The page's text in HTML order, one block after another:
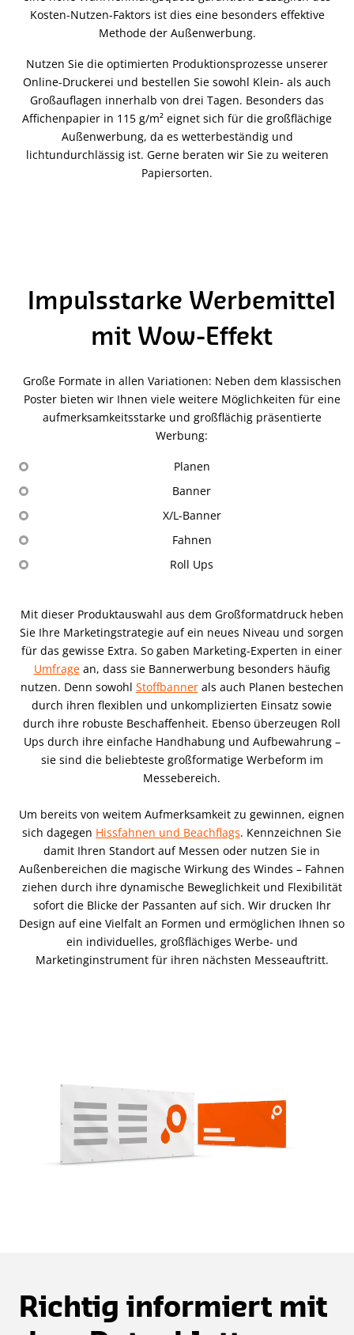
Kosten-Nutzen-Faktors ist dies eine besonders effektive
Methode der Außenwerbung.
Nutzen Sie die optimierten Produktionsprozesse unserer
Online-Druckerei und bestellen Sie sowohl Klein- als auch
Großauflagen innerhalb von drei Tagen. Besonders das
Affichenpapier in 115 g/m² eignet sich für die großflächige
Außenwerbung, da es wetterbeständig und
lichtundurchlässig ist. Gerne beraten wir Sie zu weiteren
Papiersorten.
Impulsstarke Werbemittel
mit Wow-Effekt
Große Formate in allen Variationen: Neben dem klassischen
Poster bieten wir Ihnen viele weitere Möglichkeiten für eine
aufmerksamkeitsstarke und großflächig präsentierte
Werbung:
Planen
Banner
X/L-Banner
Fahnen
Roll Ups
Mit dieser Produktauswahl aus dem Großformatdruck heben
Sie Ihre Marketingstrategie auf ein neues Niveau und sorgen
für das gewisse Extra. So gaben Marketing-Experten in einer
Umfragean, dass sie Bannerwerbung besonders häufig
nutzen. Denn sowohl Stoffbannerals auch Planen bestechen
durch ihren flexiblen und unkomplizierten Einsatz sowie
durch ihre robuste Beschaffenheit. Ebenso überzeugen Roll
Ups durch ihre einfache Handhabung und Aufbewahrung –
sie sind die beliebteste großformatige Werbeform im
Messebereich.
Um bereits von weitem Aufmerksamkeit zu gewinnen, eignen
sich dagegen Hissfahnen und Beachflags. Kennzeichnen Sie
damit Ihren Standort auf Messen oder nutzen Sie in
Außenbereichen die magische Wirkung des Windes – Fahnen
ziehen durch ihre dynamische Beweglichkeit und Flexibilität
sofort die Blicke der Passanten auf sich. Wir drucken Ihr
Design auf eine Vielfalt an Formen und ermöglichen Ihnen so
ein individuelles, großflächiges Werbe- und
Marketinginstrument für ihren nächsten Messeauftritt.
Richtig informiert mit